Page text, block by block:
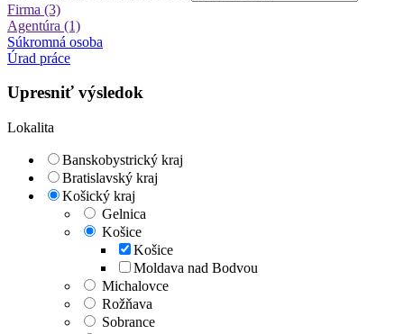
Firma (3)
Agentúra (1)
Súkromná osoba
Úrad práce
Upresniť výsledok
Lokalita
Banskobystrický kraj
Bratislavský kraj
Košický kraj
Gelnica
Košice
Košice
Moldava nad Bodvou
Michalovce
Rožňava
Sobrance